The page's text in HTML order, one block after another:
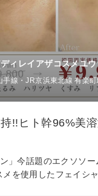
ィレイアザコスメユ
手線・JR京浜東北線 有楽
!!ヒト幹96%美
」今話題のエクソソ
を使用したフェイシ